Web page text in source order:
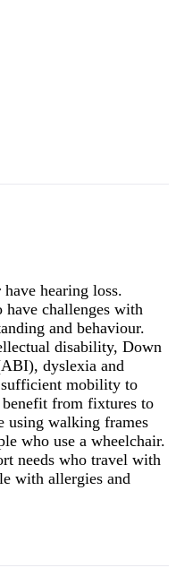
hearing loss.
have challenges with
and behaviour.
disability, Down
dyslexia and
mobility to
from fixtures to
using walking frames
who use a wheelchair.
needs who travel with
with allergies and